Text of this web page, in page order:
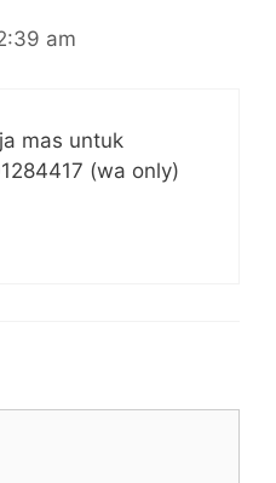
am
mas untuk
(wa only)